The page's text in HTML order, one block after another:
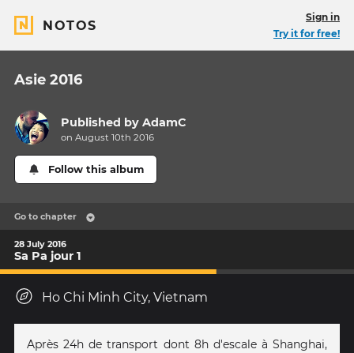
NOTOS
Sign in
Try it for free!
Asie 2016
Published byAdamC
on August 10th 2016
Follow this album
Go to chapter
28 July 2016
Sa Pa jour 1
Ho Chi Minh City, Vietnam
Après 24h de transport dont 8h d'escale à Shanghai,